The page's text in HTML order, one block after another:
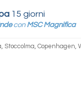
15 giorni
con MSC Magnifica
Stoccolma,